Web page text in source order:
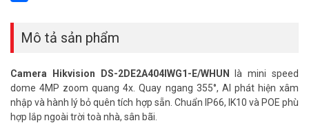
Mô tả sản phẩm
Camera Hikvision DS-2DE2A404IWG1-E/WHUN là mini speed
dome 4MP zoom quang 4x. Quay ngang 355°, AI phát hiện xâm
nhập và hành lý bỏ quên tích hợp sẵn. Chuẩn IP66, IK10 và POE phù
hợp lắp ngoài trời toà nhà, sân bãi.